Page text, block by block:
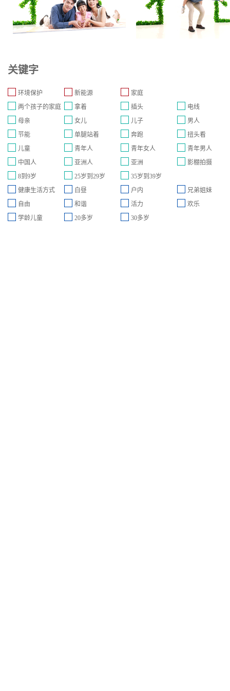
关键字
环境保护 新能源
家庭
两个孩子的家庭
拿着 插头
电线
母亲
女儿 儿子
男人
节能
单腿站着 奔跑
扭头看
儿童
青年人 青年女人
青年男人
中国人
亚洲人 亚洲
影棚拍摄
8到9岁
25岁到29岁
35岁到39岁
健康生活方式
白昼 户内
兄弟姐妹
自由
和谐 活力
欢乐
学龄儿童
20多岁 30多岁